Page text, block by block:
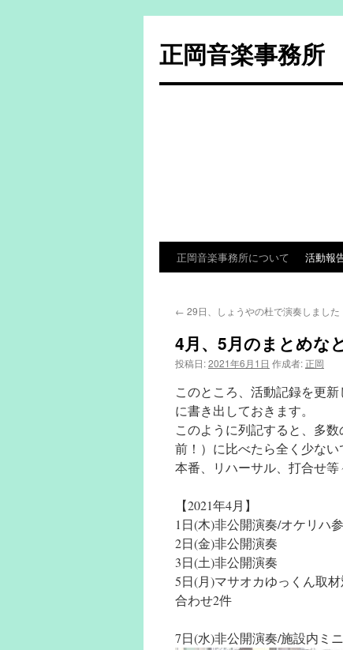
テ
ン
正岡音楽事務所
正岡音楽事務所について 活動報
← 29日、しょうやの杜で演奏しました
4月、5月のまとめな
投稿日:2021年6月1日 作成者: 正岡
このところ、活動記録を更
に書き出しておきます。
このように列記すると、多
前！）に比べたら全く少ない
本番、リハーサル、打合せ
【2021年4月】
1日(木)非公開演奏/オケリハ
2日(金)非公開演奏
3日(土)非公開演奏
5日(月)マサオカゆっくん取
合わせ2件
7日(水)非公開演奏/施設内ミ